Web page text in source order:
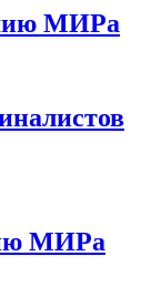
МИРа
МИРа